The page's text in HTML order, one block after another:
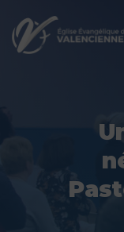
Évènements
Prédications